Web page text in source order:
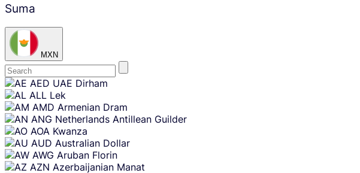
Suma
MXN
Skip
content
AED UAE Dirham
ALL Lek
AMD Armenian Dram
ANG Netherlands Antillean Guilder
AOA Kwanza
AUD Australian Dollar
AWG Aruban Florin
AZN Azerbaijanian Manat